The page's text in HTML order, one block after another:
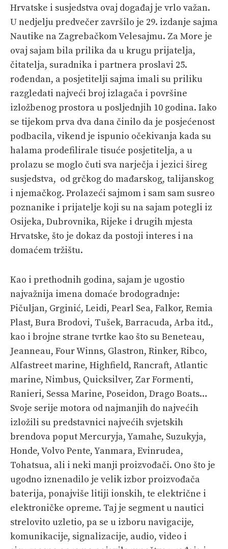
Hrvatske i susjedstva ovaj događaj je vrlo važan.
U nedjelju predvečer završilo je 29. izdanje sajma
Nautike na Zagrebačkom Velesajmu. Za More je
ovaj sajam bila prilika da u krugu prijatelja,
čitatelja, suradnika i partnera proslavi 25.
rođendan, a posjetitelji sajma imali su priliku
razgledati najveći broj izlagača i površine
izložbenog prostora u posljednjih 10 godina. Iako
se tijekom prva dva dana činilo da je posjećenost
podbacila, vikend je ispunio očekivanja kada su
halama prodefilirale tisuće posjetitelja, a u
prolazu se moglo čuti sva narječja i jezici šireg
susjedstva, od grčkog do mađarskog, talijanskog
i njemačkog. Prolazeći sajmom i sam sam susreo
poznanike i prijatelje koji su na sajam potegli iz
Osijeka, Dubrovnika, Rijeke i drugih mjesta
Hrvatske, što je dokaz da postoji interes i na
domaćem tržištu.
Kao i prethodnih godina, sajam je ugostio
najvažnija imena domaće brodogradnje:
Pičuljan, Grginić, Leidi, Pearl Sea, Falkor, Remia
Plast, Bura Brodovi, Tušek, Barracuda, Arba itd.,
kao i brojne strane tvrtke kao što su Beneteau,
Jeanneau, Four Winns, Glastron, Rinker, Ribco,
Alfastreet marine, Highfield, Rancraft, Atlantic
marine, Nimbus, Quicksilver, Zar Formenti,
Ranieri, Sessa Marine, Poseidon, Drago Boats…
Svoje serije motora od najmanjih do najvećih
izložili su predstavnici najvećih svjetskih
brendova poput Mercuryja, Yamahe, Suzukyja,
Honde, Volvo Pente, Yanmara, Evinrudea,
Tohatsua, ali i neki manji proizvođači. Ono što je
ugodno iznenadilo je velik izbor proizvođača
baterija, ponajviše litiji ionskih, te električne i
elektroničke opreme. Taj je segment u nautici
strelovito uzletio, pa se u izboru navigacije,
komunikacije, signalizacije, audio, video i